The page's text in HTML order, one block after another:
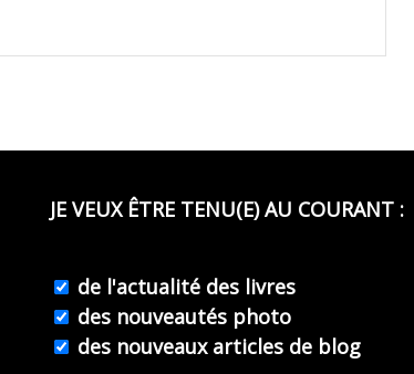
JE VEUX ÊTRE TENU(E) AU COURANT :
de l'actualité des livres
des nouveautés photo
des nouveaux articles de blog